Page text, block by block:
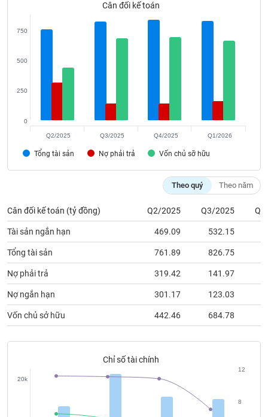
Cân đối kế toán
Tổng tài sản Nợ phải trả Vốn chủ sỡ hữu
0
250
500
750
Q2/2025 Q3/2025 Q4/2025 Q1/2026
Theo quý Theo năm
Cân đối kế toán (tỷ đồng) Q2/2025 Q3/2025
Tài sản ngắn hạn 469.09 532.15
Tổng tài sản 761.89 826.75
Nợ phải trả 319.42 141.97
Nợ ngắn hạn 301.17 123.03
Vốn chủ sở hữu 442.46 684.78
Chỉ số tài chính
20k
8
12
tạo
Sách
cụ
đầu
tư
Truyền
thông
tài